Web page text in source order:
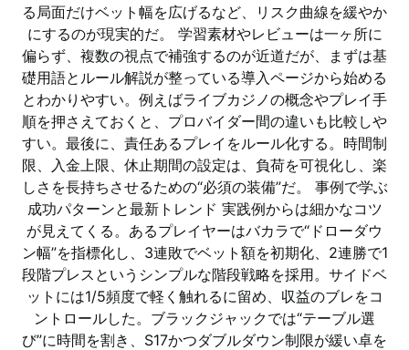
る局面だけベット幅を広げるなど、リスク曲線を緩やか
にするのが現実的だ。 学習素材やレビューは一ヶ所に
偏らず、複数の視点で補強するのが近道だが、まずは基
礎用語とルール解説が整っている導入ページから始める
とわかりやすい。例えばライブカジノの概念やプレイ手
順を押さえておくと、プロバイダー間の違いも比較しや
すい。最後に、責任あるプレイをルール化する。時間制
限、入金上限、休止期間の設定は、負荷を可視化し、楽
しさを長持ちさせるための“必須の装備”だ。 事例で学ぶ
成功パターンと最新トレンド 実践例からは細かなコツ
が見えてくる。あるプレイヤーはバカラで“ドローダウ
ン幅”を指標化し、3連敗でベット額を初期化、2連勝で1
段階プレスというシンプルな階段戦略を採用。サイドベ
ットには1/5頻度で軽く触れるに留め、収益のブレをコ
ントロールした。ブラックジャックでは“テーブル選
び”に時間を割き、S17かつダブルダウン制限が緩い卓を